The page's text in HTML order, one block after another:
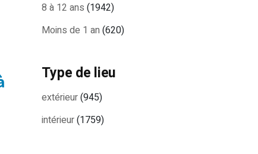
8 à 12 ans (1942)
Moins de 1 an (620)
Type de lieu
extérieur(945)
intérieur(1759)